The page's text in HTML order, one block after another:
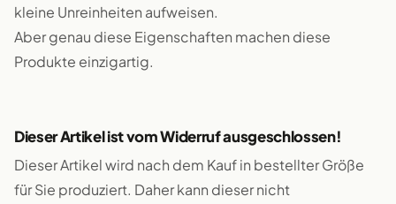
kleine Unreinheiten aufweisen.
Aber genau diese Eigenschaften machen diese
Produkte einzigartig.
Dieser Artikel ist vom Widerruf ausgeschlossen!
Dieser Artikel wird nach dem Kauf in bestellter Größe
für Sie produziert. Daher kann dieser nicht